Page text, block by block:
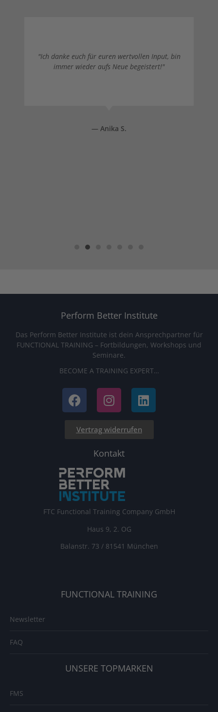
"Ich danke euch für euren wertvollen Input, bin
immer wieder aufs Neue begeistert!"
— Anika S.
Perform Better Institute
Das Perform Better Institute ist dein Ansprechpartner für
FUNCTIONAL TRAINING – Fortbildungen, Workshops und
Seminare.
BECOME A TRAINING EXPERT…
Vertrag widerrufen
Kontakt
FTC Functional Training Company GmbH
Haus 9, 2. OG
Balanstr. 73 / 81541 München
FUNCTIONAL TRAINING
Newsletter
FAQ
UNSERE TOPMARKEN
FMS